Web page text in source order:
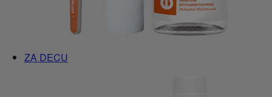
ZA DECU